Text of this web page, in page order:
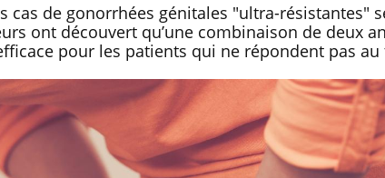
cas de gonorrhées génitales "ultra-résistantes"
ont découvert qu’une combinaison de deux
pour les patients qui ne répondent pas